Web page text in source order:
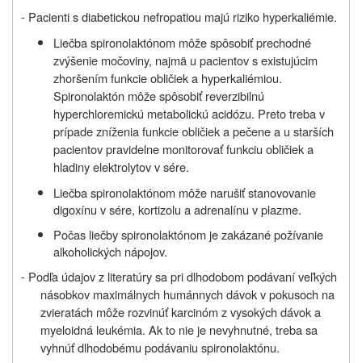
- Pacienti s diabetickou nefropatiou majú riziko hyperkaliémie.
Liečba spironolaktónom môže spôsobiť prechodné
zvýšenie močoviny, najmä u pacientov s existujúcim
zhoršením funkcie obličiek a hyperkaliémiou.
Spironolaktón môže spôsobiť reverzibilnú
hyperchloremickú metabolickú acidózu. Preto treba v
prípade zníženia funkcie obličiek a pečene a u starších
pacientov pravidelne monitorovať funkciu obličiek a
hladiny elektrolytov v sére.
Liečba spironolaktónom môže narušiť stanovovanie
digoxínu v sére, kortizolu a adrenalínu v plazme.
Počas liečby spironolaktónom je zakázané požívanie
alkoholických nápojov.
- Podľa údajov z literatúry sa pri dlhodobom podávaní veľkých
násobkov maximálnych humánnych dávok v pokusoch na
zvieratách môže rozvinúť karcinóm z vysokých dávok a
myeloidná leukémia. Ak to nie je nevyhnutné, treba sa
vyhnúť dlhodobému podávaniu spironolaktónu.